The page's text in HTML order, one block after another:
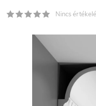
Nincs